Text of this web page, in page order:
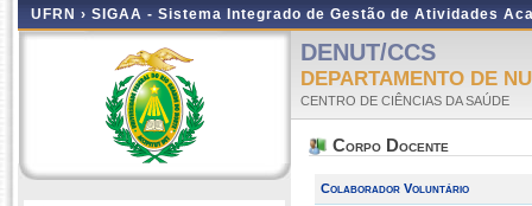
UFRN › SIGAA - Sistema Integrado de Gestão de Atividades
DENUT/CCS
DEPARTAMENTO DE
CENTRO DE CIÊNCIAS DA SAÚDE
Corpo Docente
Colaborador Voluntário